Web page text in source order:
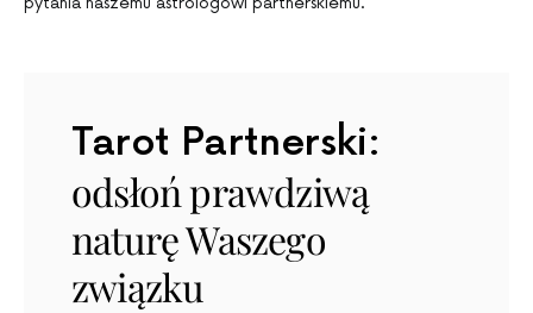
Tarot Partnerski:
odsłoń prawdziwą
naturę Waszego
związku